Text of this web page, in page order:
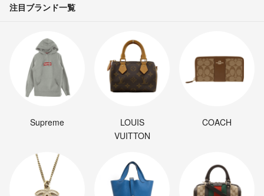
注目ブランド一覧
Supreme
LOUIS
VUITTON
COACH